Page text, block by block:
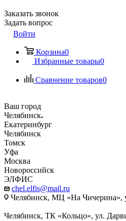
Заказать звонок
Задать вопрос
Войти
Корзина0
Избранные товары0
Сравнение товаров0
Ваш город
Челябинск
Екатеринбург
Челябинск
Томск
Уфа
Москва
Новороссийск
ЭЛФИС
chel.elfis@mail.ru
Челябинск, МЦ «На Чичерина»,
Челябинск, ТК «Кольцо», ул.